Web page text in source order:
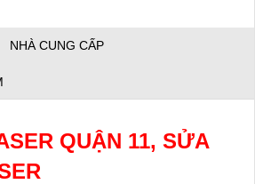
NHÀ CUNG CẤP
QUẬN 11, SỬA